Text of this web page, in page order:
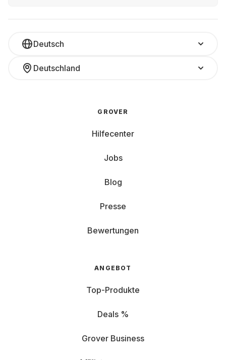
Deutsch
Deutschland
GROVER
Hilfecenter
Jobs
Blog
Presse
Bewertungen
ANGEBOT
Top-Produkte
Deals %
Grover Business